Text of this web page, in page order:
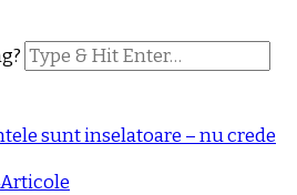
sunt inselatoare – nu crede
Articole